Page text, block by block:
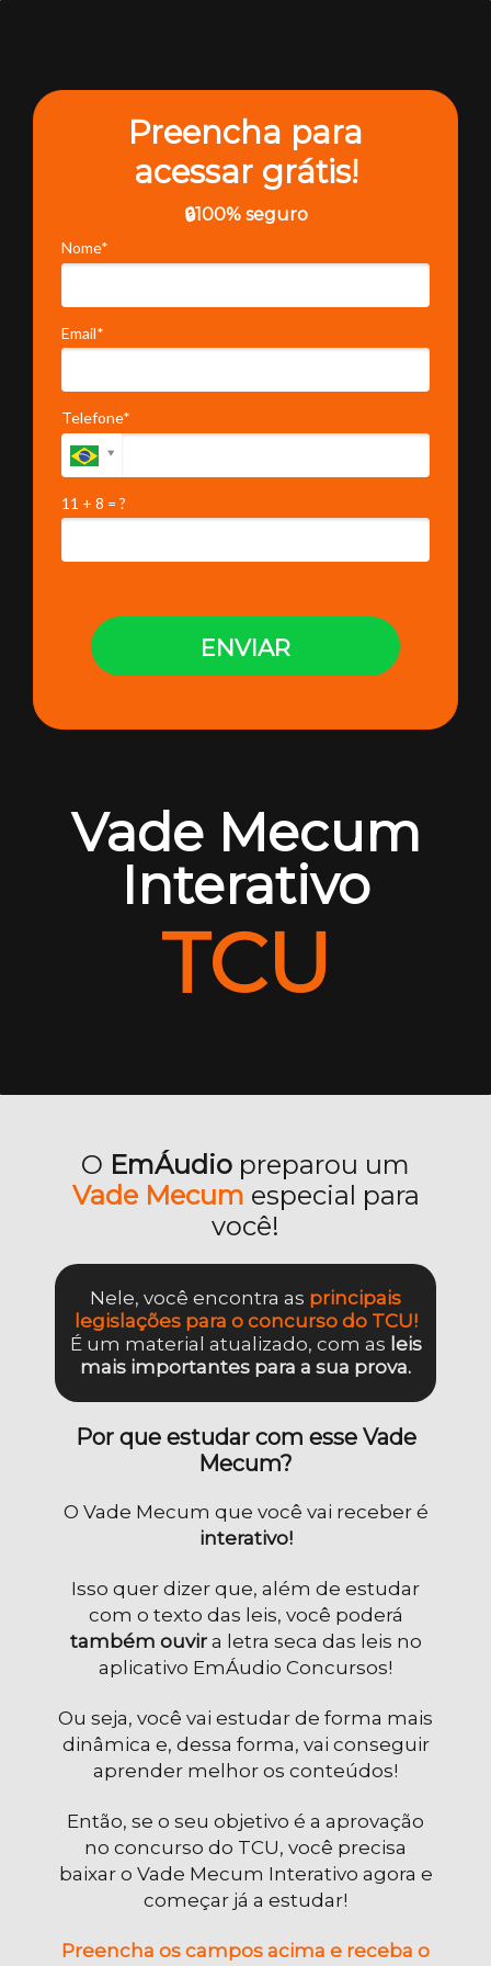
Preencha para
acessar grátis!
🔒100% seguro
Nome*
Email*
Telefone*
11 + 8 = ?
ENVIAR
Vade Mecum
Interativo
TCU
O EmÁudio preparou um
Vade Mecum especial para
você!
Nele, você encontra as principais
legislações para o concurso do TCU!
É um material atualizado, com as leis
mais importantes para a sua prova.
Por que estudar com esse Vade
Mecum?
O Vade Mecum que você vai receber é
interativo!
Isso quer dizer que, além de estudar
com o texto das leis, você poderá
também ouvira letra seca das leis no
aplicativo EmÁudio Concursos!
Ou seja, você vai estudar de forma mais
dinâmica e, dessa forma, vai conseguir
aprender melhor os conteúdos!
Então, se o seu objetivo é a aprovação
no concurso do TCU, você precisa
baixar o Vade Mecum Interativo agora e
começar já a estudar!
Preencha os campos acima e receba o